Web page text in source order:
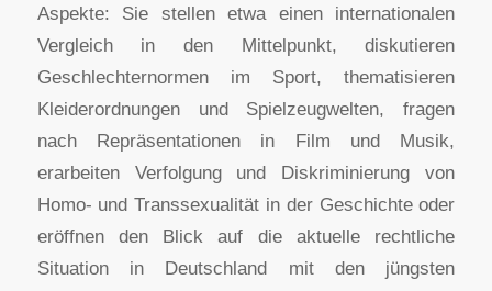
Aspekte: Sie stellen etwa einen internationalen
Vergleich in den Mittelpunkt, diskutieren
Geschlechternormen im Sport, thematisieren
Kleiderordnungen und Spielzeugwelten, fragen
nach Repräsentationen in Film und Musik,
erarbeiten Verfolgung und Diskriminierung von
Homo- und Transsexualität in der Geschichte oder
eröffnen den Blick auf die aktuelle rechtliche
Situation in Deutschland mit den jüngsten